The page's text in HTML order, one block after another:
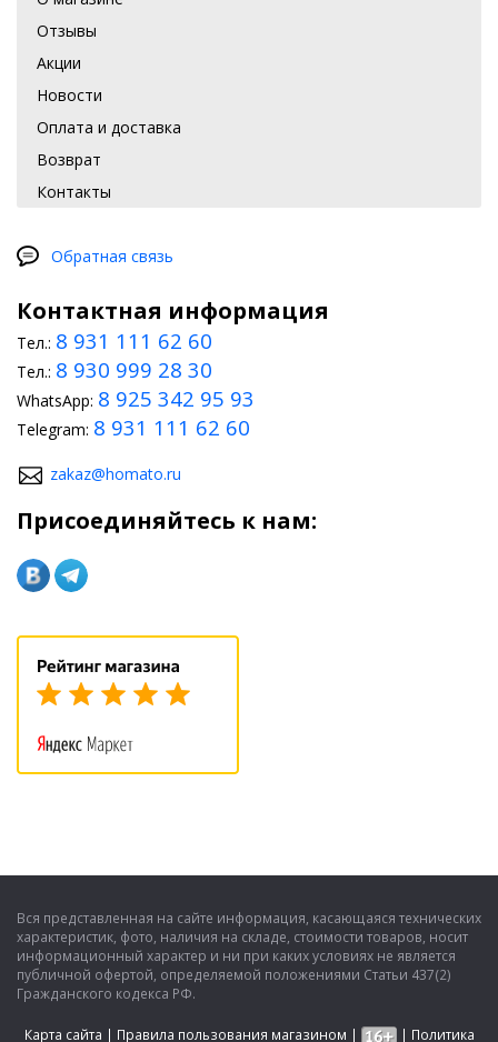
Отзывы
Акции
Новости
Оплата и доставка
Возврат
Контакты
Обратная связь
Контактная информация
Тел.: 8 931 111 62 60
Тел.: 8 930 999 28 30
WhatsApp: 8 925 342 95 93
Telegram: 8 931 111 62 60
zakaz@homato.ru
Присоединяйтесь к нам:
Вся представленная на сайте информация, касающаяся технических
характеристик, фото, наличия на складе, стоимости товаров, носит
информационный характер и ни при каких условиях не является
публичной офертой, определяемой положениями Статьи 437(2)
Гражданского кодекса РФ.
Карта сайта | Правила пользования магазином | | Политика